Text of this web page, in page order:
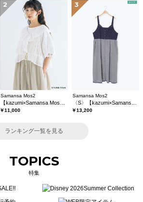
2
Samansa Mos2
￥11,000
3
Samansa Mos2
￥13,200
ランキング一覧を見る
TOPICS
特集